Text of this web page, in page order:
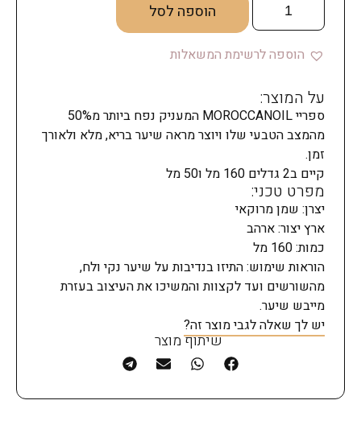
הוספה לסל
הוספה לרשימת המשאלות
על המוצר:
ספריי MOROCCANOIL המעניק נפח ביותר מ50%
מהמצב הטבעי שלו ויוצר מראה שיער בריא, מלא ולאורך
זמן.
קיים ב2 גדלים 160 מל ו50 מל
מפרט טכני:
יצרן: שמן מרוקאי
ארץ יצור: ארהב
כמות: 160 מל
הוראות שימוש: התיזו בנדיבות על שיער נקי ולח,
מהשורשים ועד לקצוות והמשיכו את העיצוב בעזרת
מייבש שיער.
יש לך שאלה לגבי מוצר זה?
שיתוף מוצר